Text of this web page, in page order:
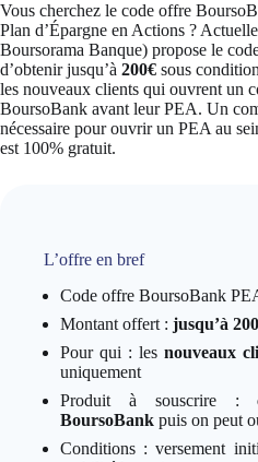
Vous cherchez le code offre
Plan d’Épargne en Actions ?
Boursorama Banque) propose le
d’obtenir jusqu’à 200€ sous
les nouveaux clients qui ouvrent un
BoursoBank avant leur PEA. Un
nécessaire pour ouvrir un PEA au
est 100% gratuit.
L’offre en bref
Code offre BoursoBank
Montant offert : jusqu’à
Pour qui : lesnouveaux
uniquement
Produit à souscrire :
BoursoBank puis on peut
Conditions : versement